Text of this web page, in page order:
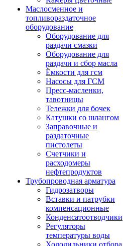
Маслосменное и
топливораздаточное
оборудование
Оборудование для
раздачи смазки
Оборудование для
раздачи и сбор масла
Ёмкости для гсм
Насосы для ГСМ
Пресс-масленки,
тавотницы
Тележки для бочек
Катушки со шлангом
Заправочные и
раздаточные
пистолеты
Счетчики и
расходомеры
нефтепродуктов
Трубопроводная арматура
Гидрозатворы
Вставки и патрубки
компенсационные
Конденсатоотводчики
Регуляторы
температуры воды
Холодильники отбора